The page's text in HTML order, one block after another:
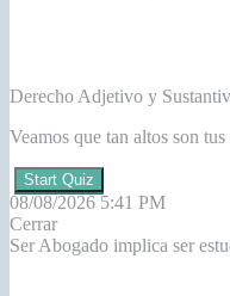
Derecho Adjetivo y
Veamos que tan altos son
Start Quiz
08/08/2026 5:41 PM
Cerrar
Ser Abogado implica ser